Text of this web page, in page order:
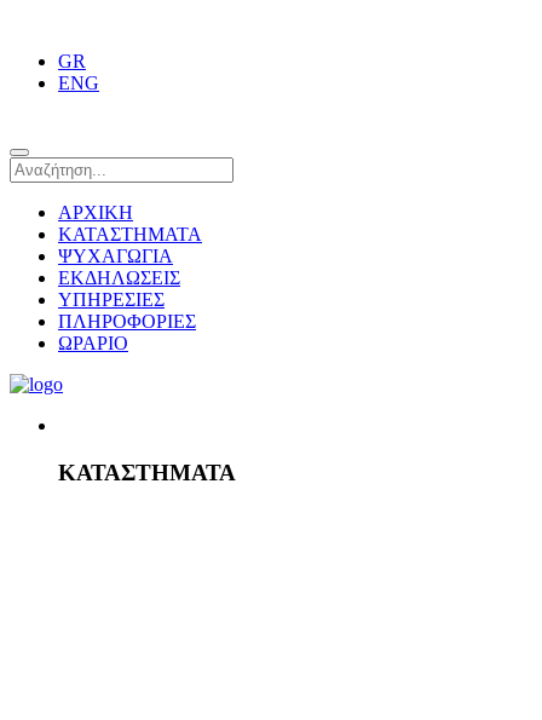
GR
ENG
ΑΡΧΙΚΗ
ΚΑΤΑΣΤΗΜΑΤΑ
ΨΥΧΑΓΩΓΙΑ
ΕΚΔΗΛΩΣΕΙΣ
ΥΠΗΡΕΣΙΕΣ
ΠΛΗΡΟΦΟΡΙΕΣ
ΩΡΑΡΙΟ
ΚΑΤΑΣΤΗΜΑΤΑ